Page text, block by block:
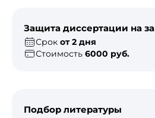
Защита диссертации на
Срок от 2 дня
Стоимость 6000 руб.
Подбор литературы